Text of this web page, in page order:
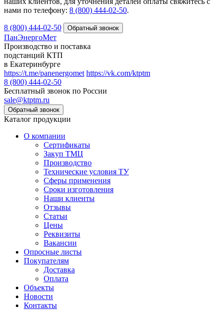
нами по телефону: 8 (800) 444-02-50.
8 (800) 444-02-50
ПанЭнергоМет
Производство и поставка
подстанций КТП
в Екатеринбурге
https://t.me/panenergomet https://vk.com/ktptm
8 (800) 444-02-50
Бесплатный звонок по России
sale@ktptm.ru
Каталог продукции
О компании
Сертификаты
Закуп ТМЦ
Производство
Технические условия ТУ
Сферы применения
Сроки изготовления
Наши клиенты
Отзывы
Статьи
Цены
Реквизиты
Вакансии
Опросные листы
Покупателям
Доставка
Оплата
Объекты
Новости
Контакты